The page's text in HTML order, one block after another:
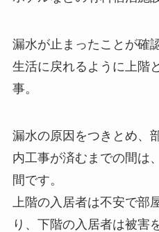
漏水が止まったことが確
生活に戻れるように上階
事。
漏水の原因をつきとめ、
内工事が済むまでの間は
間です。
上階の入居者は不安で部
り、下階の入居者は被害